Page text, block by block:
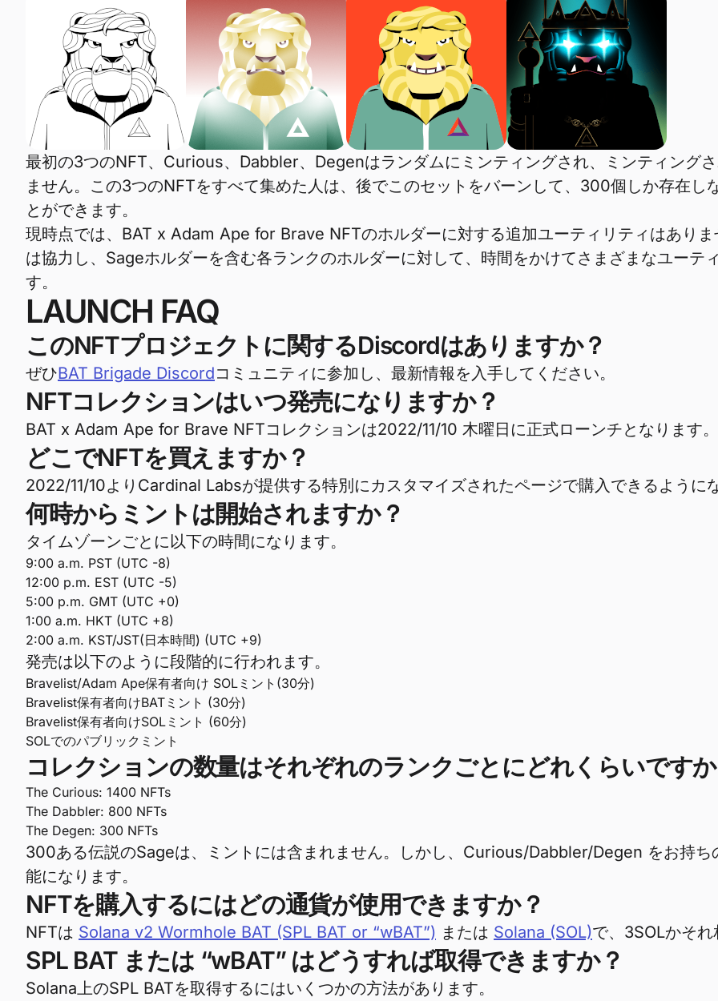
最初の3つのNFT、Curious、Dabbler、Degenはランダムにミンティングされ、ミンティング
ません。この3つのNFTをすべて集めた人は、後でこのセットをバーンして、300個しか存在し
とができます。
現時点では、BAT x Adam Ape for Brave NFTのホルダーに対する追加ユーティリティはあり
は協力し、Sageホルダーを含む各ランクのホルダーに対して、時間をかけてさまざまなユーテ
す。
LAUNCH FAQ
このNFTプロジェクトに関するDiscordはありますか？
ぜひBAT Brigade Discordコミュニティに参加し、最新情報を入手してください。
NFTコレクションはいつ発売になりますか？
BAT x Adam Ape for Brave NFTコレクションは2022/11/10 木曜日に正式ローンチとなります。
どこでNFTを買えますか？
2022/11/10よりCardinal Labsが提供する特別にカスタマイズされたページで購入できるように
何時からミントは開始されますか？
タイムゾーンごとに以下の時間になります。
9:00 a.m. PST (UTC -8)
12:00 p.m. EST (UTC -5)
5:00 p.m. GMT (UTC +0)
1:00 a.m. HKT (UTC +8)
2:00 a.m. KST/JST(日本時間) (UTC +9)
発売は以下のように段階的に行われます。
Bravelist/Adam Ape保有者向け SOLミント(30分)
Bravelist保有者向けBATミント (30分)
Bravelist保有者向けSOLミント (60分)
SOLでのパブリックミント
コレクションの数量はそれぞれのランクごとにどれくらいですか
The Curious: 1400 NFTs
The Dabbler: 800 NFTs
The Degen: 300 NFTs
300ある伝説のSageは、ミントには含まれません。しかし、Curious/Dabbler/Degen をお持
能になります。
NFTを購入するにはどの通貨が使用できますか？
NFTは Solana v2 Wormhole BAT (SPL BAT or “wBAT”) または Solana (SOL)で、3SOLかそれ
SPL BAT または “wBAT” はどうすれば取得できますか？
Solana上のSPL BATを取得するにはいくつかの方法があります。